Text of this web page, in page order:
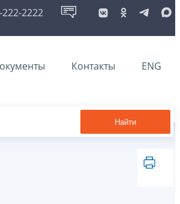
222-2222
Контакты ENG
Найти